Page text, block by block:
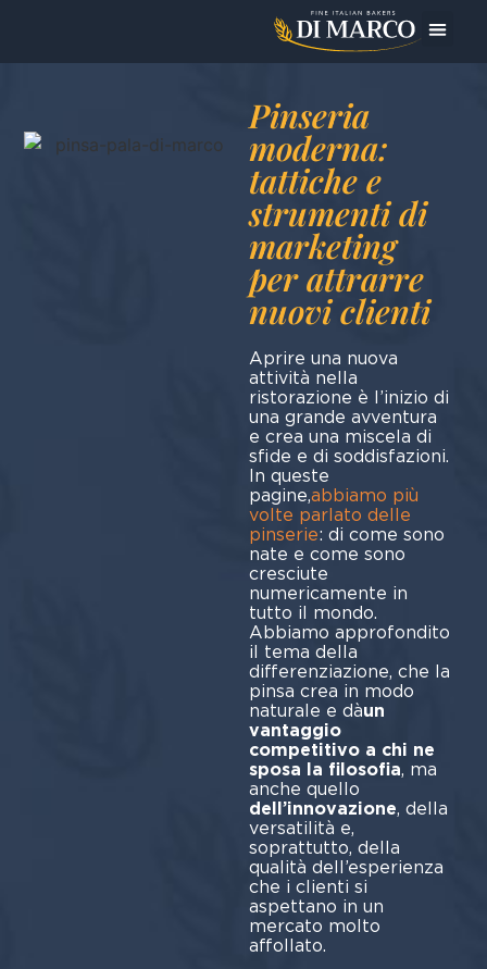
Pinseria
moderna:
tattiche e
strumenti di
marketing
per attrarre
nuovi clienti
Aprire una nuova
attività nella
ristorazione è l’inizio di
una grande avventura
e crea una miscela di
sfide e di soddisfazioni.
In queste
pagine,abbiamo più
volte parlato delle
pinserie: di come sono
nate e come sono
cresciute
numericamente in
tutto il mondo.
Abbiamo approfondito
il tema della
differenziazione, che la
pinsa crea in modo
naturale e dàun
vantaggio
competitivo a chi ne
sposa la filosofia, ma
anche quello
dell’innovazione, della
versatilità e,
soprattutto, della
qualità dell’esperienza
che i clienti si
aspettano in un
mercato molto
affollato.